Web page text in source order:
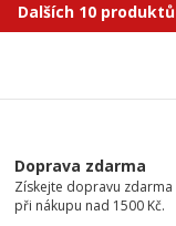
Dalších 10 produktů
Doprava zdarma
Získejte dopravu zdarma
při nákupu nad 1500 Kč.